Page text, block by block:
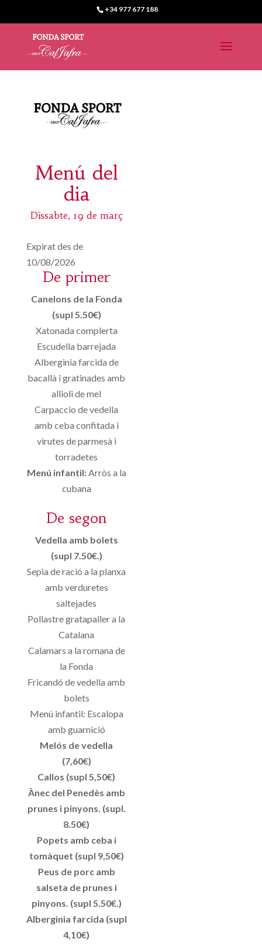
+34 977 677 188
Menú del
dia
Dissabte, 19 de març
Expirat des de
10/08/2026
De primer
Canelons de la Fonda
(supl 5.50€)
Xatonada complerta
Escudella barrejada
Alberginia farcida de
bacallà i gratinades amb
allioli de mel
Carpaccio de vedella
amb ceba confitada i
virutes de parmesà i
torradetes
Menú infantil:Arròs a la
cubana
De segon
Vedella amb bolets
(supl 7.50€.)
Sepia de ració a la planxa
amb verduretes
saltejades
Pollastre gratapaller a la
Catalana
Calamars a la romana de
la Fonda
Fricandó de vedella amb
bolets
Menú infantil: Escalopa
amb guarnició
Melós de vedella
(7,60€)
Callos (supl 5,50€)
Ànec del Penedès amb
prunes i pinyons. (supl.
8.50€)
Popets amb ceba i
tomàquet (supl 9,50€)
Peus de porc amb
salseta de prunes i
pinyons. (supl 5.50€.)
Alberginia farcida (supl
4,10€)